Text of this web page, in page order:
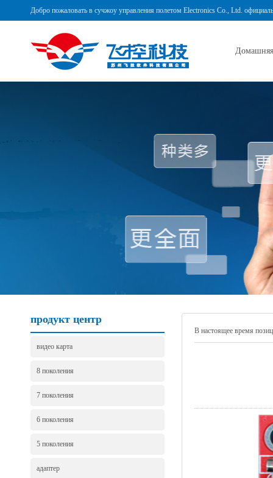
Добро пожаловать в сучжоу управления полетом Electronics Co., Ltd.
продукт центр
видео карта
8 поколения
7 поколения
6 поколения
5 поколения
адаптер
В настоящее время